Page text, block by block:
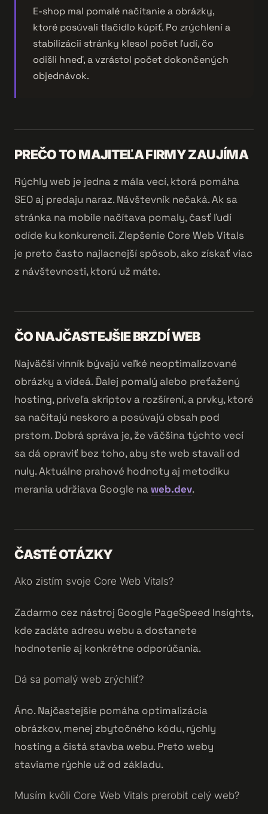
E-shop mal pomalé načítanie a obrázky,
ktoré posúvali tlačidlo kúpiť. Po zrýchlení a
stabilizácii stránky klesol počet ľudí, čo
odišli hneď, a vzrástol počet dokončených
objednávok.
PREČO TO MAJITEĽA FIRMY ZAUJÍMA
Rýchly web je jedna z mála vecí, ktorá pomáha
SEO aj predaju naraz. Návštevník nečaká. Ak sa
stránka na mobile načítava pomaly, časť ľudí
odíde ku konkurencii. Zlepšenie Core Web Vitals
je preto často najlacnejší spôsob, ako získať viac
z návštevnosti, ktorú už máte.
ČO NAJČASTEJŠIE BRZDÍ WEB
Najväčší vinník bývajú veľké neoptimalizované
obrázky a videá. Ďalej pomalý alebo preťažený
hosting, priveľa skriptov a rozšírení, a prvky, ktoré
sa načítajú neskoro a posúvajú obsah pod
prstom. Dobrá správa je, že väčšina týchto vecí
sa dá opraviť bez toho, aby ste web stavali od
nuly. Aktuálne prahové hodnoty aj metodiku
merania udržiava Google naweb.dev.
ČASTÉ OTÁZKY
Ako zistím svoje Core Web Vitals?
Zadarmo cez nástroj Google PageSpeed Insights,
kde zadáte adresu webu a dostanete
hodnotenie aj konkrétne odporúčania.
Dá sa pomalý web zrýchliť?
Áno. Najčastejšie pomáha optimalizácia
obrázkov, menej zbytočného kódu, rýchly
hosting a čistá stavba webu. Preto weby
staviame rýchle už od základu.
Musím kvôli Core Web Vitals prerobiť celý web?